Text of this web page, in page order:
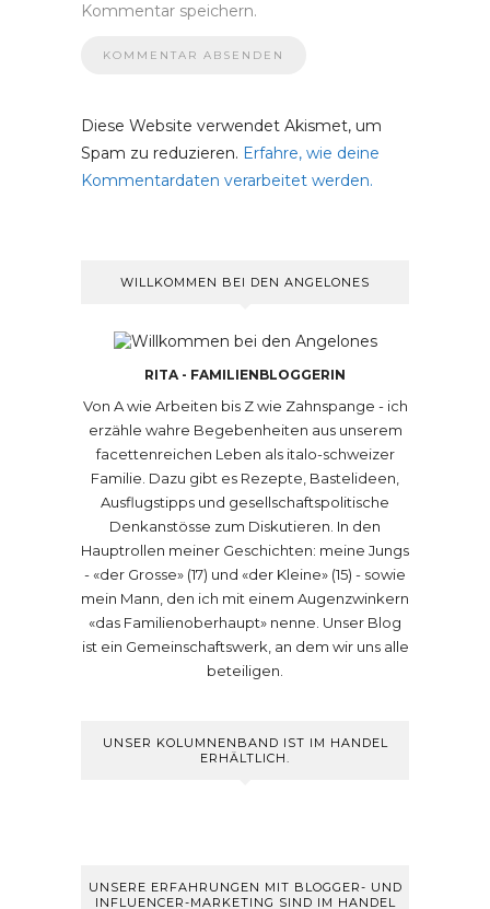
Kommentar speichern.
Diese Website verwendet Akismet, um
Spam zu reduzieren. Erfahre, wie deine
Kommentardaten verarbeitet werden.
WILLKOMMEN BEI DEN ANGELONES
RITA - FAMILIENBLOGGERIN
Von A wie Arbeiten bis Z wie Zahnspange - ich
erzähle wahre Begebenheiten aus unserem
facettenreichen Leben als italo-schweizer
Familie. Dazu gibt es Rezepte, Bastelideen,
Ausflugstipps und gesellschaftspolitische
Denkanstösse zum Diskutieren. In den
Hauptrollen meiner Geschichten: meine Jungs
- «der Grosse» (17) und «der Kleine» (15) - sowie
mein Mann, den ich mit einem Augenzwinkern
«das Familienoberhaupt» nenne. Unser Blog
ist ein Gemeinschaftswerk, an dem wir uns alle
beteiligen.
UNSER KOLUMNENBAND IST IM HANDEL
ERHÄLTLICH.
UNSERE ERFAHRUNGEN MIT BLOGGER- UND
INFLUENCER-MARKETING SIND IM HANDEL